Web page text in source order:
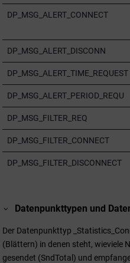
DP_MSG_ALERT_CONNECT
DP_MSG_ALERT_DISCONN
DP_MSG_ALERT_TIME_REQUEST
DP_MSG_ALERT_PERIOD_REQU
DP_MSG_FILTER_REQ
DP_MSG_FILTER_CONNECT
DP_MSG_FILTER_DISCONNECT
Datenpunkttypen und
Der Datenpunkttyp
(Blättern) in denen steht, wieviele
gesendet (SndTotal) und